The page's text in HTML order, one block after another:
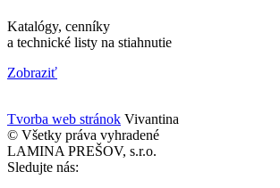
Katalógy, cenníky
a technické listy na stiahnutie
Zobraziť
Tvorba web stránok Vivantina
© Všetky práva vyhradené
LAMINA PREŠOV, s.r.o.
Sledujte nás: